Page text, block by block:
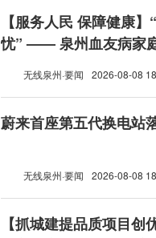
【服务人民 保障健康
忧” —— 泉州血友病家
无线泉州·要闻 2026-08-08
蔚来首座第五代换电站
无线泉州·要闻 2026-08-08
【抓城建提品质项目创